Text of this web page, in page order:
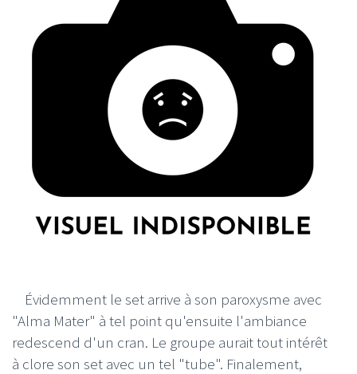
Évidemment le set arrive à son paroxysme avec
"Alma Mater" à tel point qu'ensuite l'ambiance
redescend d'un cran. Le groupe aurait tout intérêt
à clore son set avec un tel "tube". Finalement,